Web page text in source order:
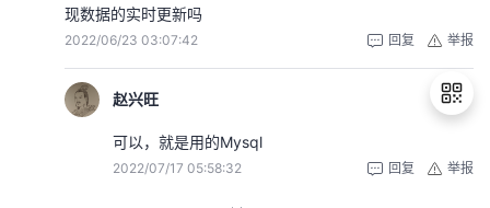
现数据的实时更新吗
2022/06/23 03:07:42 举报
回复
赵兴旺
可以，就是用的Mysql
2022/07/17 05:58:32 举报
回复